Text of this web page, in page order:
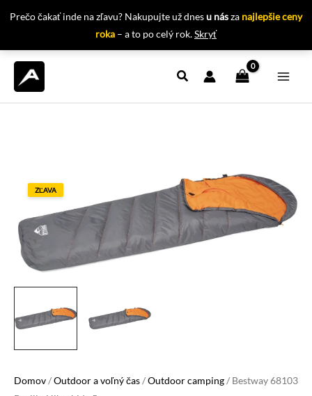
Prečo čakať inde na zľavu? Nakupujte už dnesu násza najlepšie ceny
roka – a to po celý rok.Skryť
Preskočiť
ZĽAVA
Domov/Outdoor a voľný čas/Outdoor camping/ Bestway 68103